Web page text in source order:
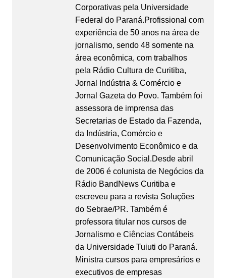
Corporativas pela Universidade
Federal do Paraná.Profissional com
experiência de 50 anos na área de
jornalismo, sendo 48 somente na
área econômica, com trabalhos
pela Rádio Cultura de Curitiba,
Jornal Indústria & Comércio e
Jornal Gazeta do Povo. Também foi
assessora de imprensa das
Secretarias de Estado da Fazenda,
da Indústria, Comércio e
Desenvolvimento Econômico e da
Comunicação Social.Desde abril
de 2006 é colunista de Negócios da
Rádio BandNews Curitiba e
escreveu para a revista Soluções
do Sebrae/PR. Também é
professora titular nos cursos de
Jornalismo e Ciências Contábeis
da Universidade Tuiuti do Paraná.
Ministra cursos para empresários e
executivos de empresas